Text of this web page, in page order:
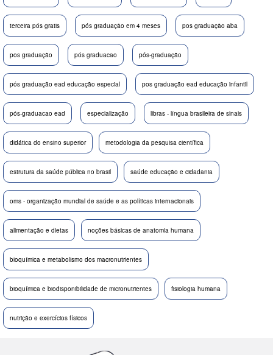
terceira pós gratis pós graduação em 4 meses pos graduação aba
pos graduação pós graduacao pós-graduação
pós graduação ead educação especial pos graduação ead educação infantil
pós-graduacao ead especialização libras - língua brasileira de sinais
didática do ensino superior metodologia da pesquisa científica
estrutura da saúde pública no brasil saúde educação e cidadania
oms - organização mundial de saúde e as políticas internacionais
alimentação e dietas noções básicas de anatomia humana
bioquímica e metabolismo dos macronutrientes
bioquímica e biodisponibilidade de micronutrientes fisiologia humana
nutrição e exercícios físicos